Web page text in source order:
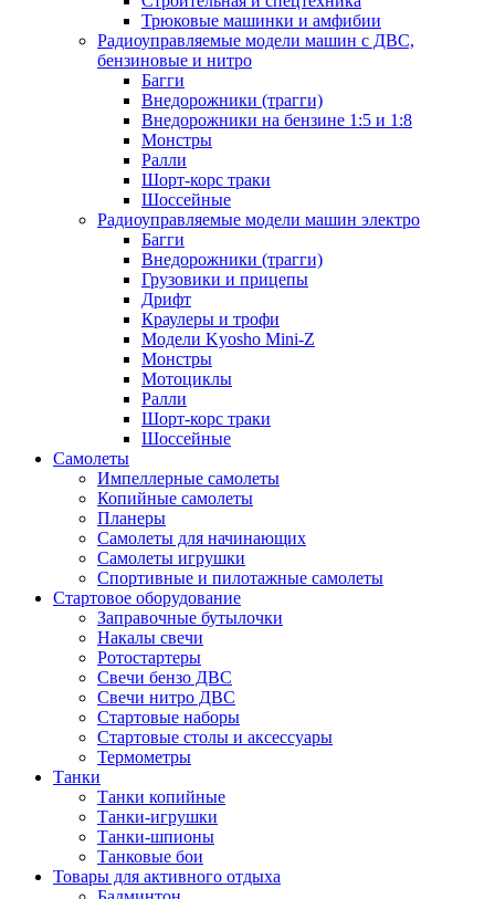
Трюковые машинки и амфибии
Радиоуправляемые модели машин с ДВС,
бензиновые и нитро
Багги
Внедорожники (трагги)
Внедорожники на бензине 1:5 и 1:8
Монстры
Ралли
Шорт-корс траки
Шоссейные
Радиоуправляемые модели машин электро
Багги
Внедорожники (трагги)
Грузовики и прицепы
Дрифт
Краулеры и трофи
Модели Kyosho Mini-Z
Монстры
Мотоциклы
Ралли
Шорт-корс траки
Шоссейные
Самолеты
Импеллерные самолеты
Копийные самолеты
Планеры
Самолеты для начинающих
Самолеты игрушки
Спортивные и пилотажные самолеты
Стартовое оборудование
Заправочные бутылочки
Накалы свечи
Ротостартеры
Свечи бензо ДВС
Свечи нитро ДВС
Стартовые наборы
Стартовые столы и аксессуары
Термометры
Танки
Танки копийные
Танки-игрушки
Танки-шпионы
Танковые бои
Товары для активного отдыха